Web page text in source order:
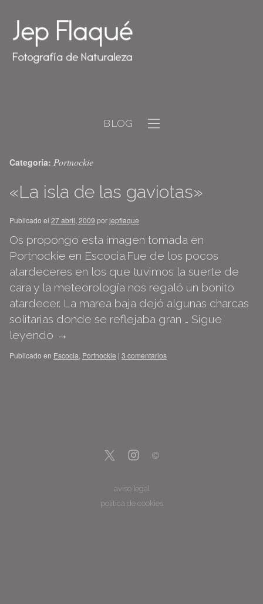
BLOG
Categoría: Portnockie
«La isla de las gaviotas»
Publicado el 27 abril, 2009 porjepflaque
Os propongo esta imagen tomada en
Portnockie en Escocia.Fue de los pocos
atardeceres en los que tuvimos la suerte de
cara y la meteorología nos regaló un bonito
atardecer. La marea baja dejó algunas charcas
solitarias donde se reflejaba gran … Sigue
leyendo →
Publicado en Escocia, Portnockie | 3 comentarios
aviso legal
política de cookies